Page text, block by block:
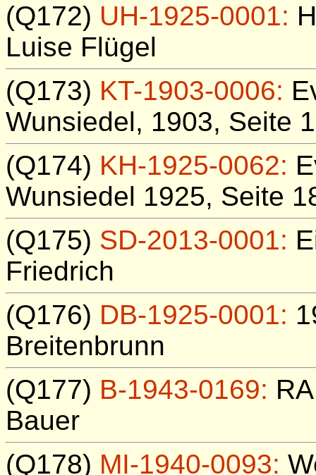
(Q172) UH-1925-0001:
Luise Flügel
(Q173) KT-1903-0006:
Wunsiedel, 1903, Seite
(Q174) KH-1925-0062:
Wunsiedel 1925, Seite
(Q175) SD-2013-0001:
Friedrich
(Q176) DB-1925-0001:
Breitenbrunn
(Q177) B-1943-0169:
Bauer
(Q178) MI-1940-0093: